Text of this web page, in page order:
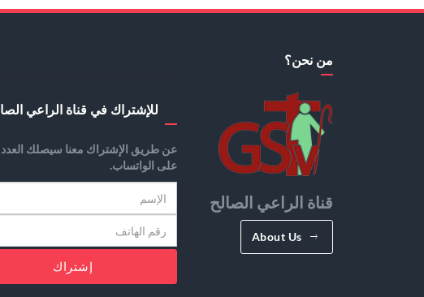
من نحن؟
قناة الراعي الصالح
About Us
للإشتراك في قناة الراعي
عن طريق الإشتراك معنا سيصلك العدد
على الواتساب.
إشتراك